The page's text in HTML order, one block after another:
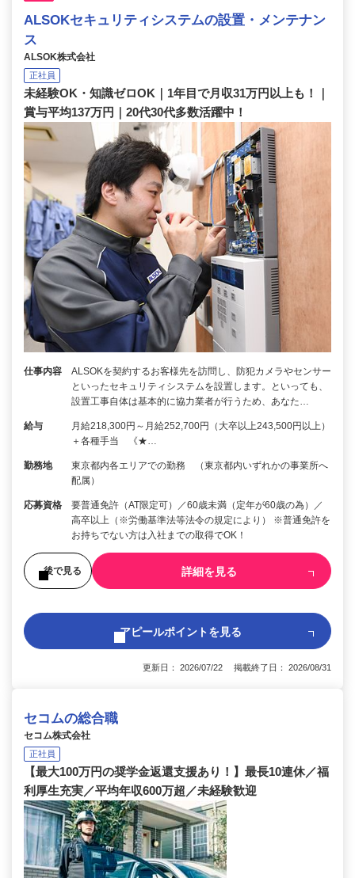
ALSOKセキュリティシステムの設置・メンテナン
ス
ALSOK株式会社
正社員
未経験OK・知識ゼロOK｜1年目で月収31万円以上も！｜
賞与平均137万円｜20代30代多数活躍中！
仕事内容
ALSOKを契約するお客様先を訪問し、防犯カメラやセンサー
といったセキュリティシステムを設置します。といっても、
設置工事自体は基本的に協力業者が行うため、あなた…
給与
月給218,300円～月給252,700円（大卒以上243,500円以上）
＋各種手当 《★…
勤務地
東京都内各エリアでの勤務 （東京都内いずれかの事業所へ
配属）
応募資格
要普通免許（AT限定可）／60歳未満（定年が60歳の為）／
高卒以上（※労働基準法等法令の規定により） ※普通免許を
お持ちでない方は入社までの取得でOK！
後で見る 詳細を見る
アピールポイントを見る
更新日： 2026/07/22 掲載終了日： 2026/08/31
セコムの総合職
セコム株式会社
正社員
【最大100万円の奨学金返還支援あり！】最長10連休／福
利厚生充実／平均年収600万超／未経験歓迎